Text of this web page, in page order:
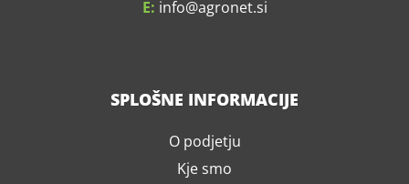
E: info agronet.si
SPLOŠNE INFORMACIJE
O podjetju
Kje smo